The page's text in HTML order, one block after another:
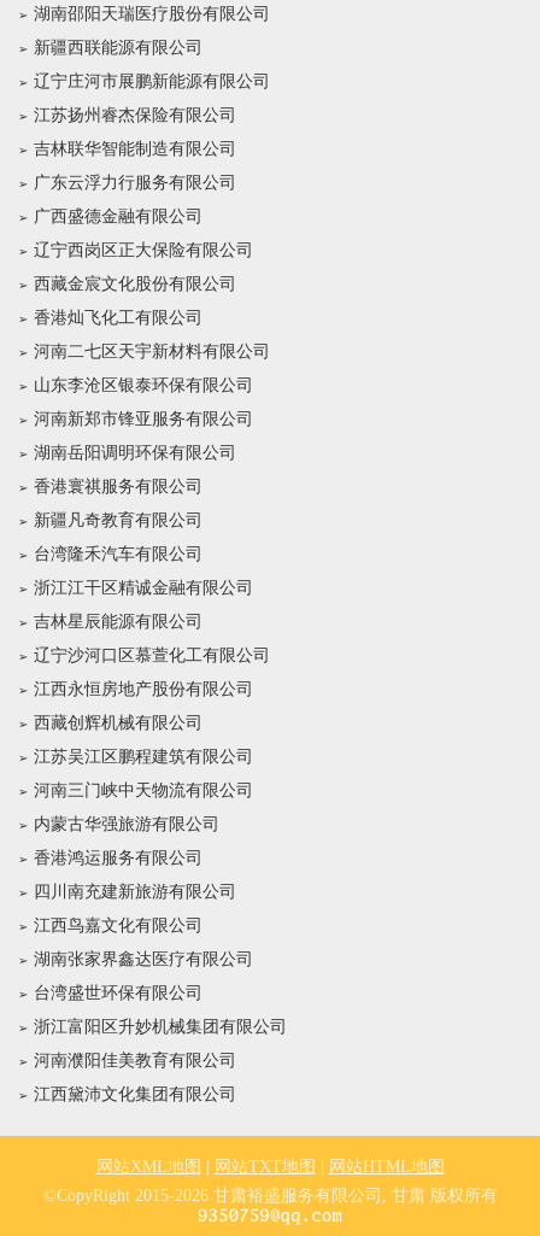
湖南邵阳天瑞医疗股份有限公司
新疆西联能源有限公司
辽宁庄河市展鹏新能源有限公司
江苏扬州睿杰保险有限公司
吉林联华智能制造有限公司
广东云浮力行服务有限公司
广西盛德金融有限公司
辽宁西岗区正大保险有限公司
西藏金宸文化股份有限公司
香港灿飞化工有限公司
河南二七区天宇新材料有限公司
山东李沧区银泰环保有限公司
河南新郑市锋亚服务有限公司
湖南岳阳调明环保有限公司
香港寰祺服务有限公司
新疆凡奇教育有限公司
台湾隆禾汽车有限公司
浙江江干区精诚金融有限公司
吉林星辰能源有限公司
辽宁沙河口区慕萱化工有限公司
江西永恒房地产股份有限公司
西藏创辉机械有限公司
江苏吴江区鹏程建筑有限公司
河南三门峡中天物流有限公司
内蒙古华强旅游有限公司
香港鸿运服务有限公司
四川南充建新旅游有限公司
江西鸟嘉文化有限公司
湖南张家界鑫达医疗有限公司
台湾盛世环保有限公司
浙江富阳区升妙机械集团有限公司
河南濮阳佳美教育有限公司
江西黛沛文化集团有限公司
网站XML地图 网站TXT地图
网站HTML地图
©CopyRight 2015-2026 甘肃裕盛服务有限公司, 甘肃 版权所有